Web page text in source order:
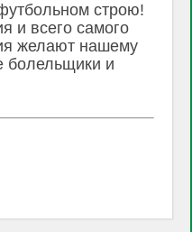
строю!
и всего самого
желают нашему
болельщики и